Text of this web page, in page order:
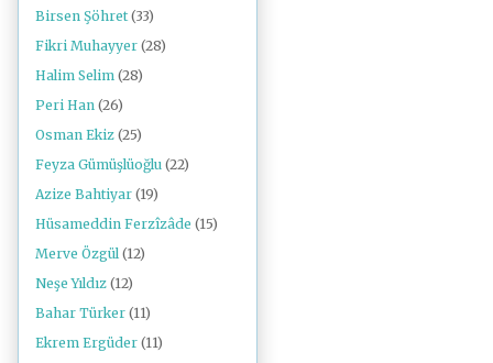
Birsen Şöhret (33)
Fikri Muhayyer (28)
Halim Selim (28)
Peri Han (26)
Osman Ekiz (25)
Feyza Gümüşlüoğlu (22)
Azize Bahtiyar (19)
Hüsameddin Ferzîzâde (15)
Merve Özgül (12)
Neşe Yıldız (12)
Bahar Türker (11)
Ekrem Ergüder (11)